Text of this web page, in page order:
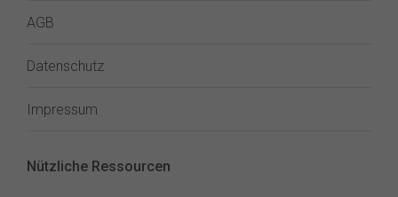
AGB
Datenschutz
Impressum
Nützliche Ressourcen